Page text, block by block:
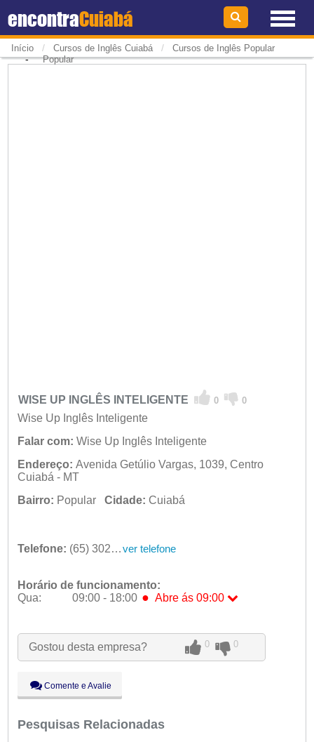
encontraCuiabá
Início / Cursos de Inglês Cuiabá / Cursos de Inglês Popular
-Popular
WISE UP INGLÊS INTELIGENTE 0 0
Wise Up Inglês Inteligente
Falar com: Wise Up Inglês Inteligente
Endereço: Avenida Getúlio Vargas, 1039, Centro
Cuiabá - MT
Bairro: Popular Cidade: Cuiabá
Telefone: (65) 3027-4739 ver telefone
Horário de funcionamento:
Qua:
09:00 - 18:00 ● Abre ás 09:00
Ter:
09:00 - 18:00
Qua:
09:00 - 18:00●Abre ás 09:00
Sex:
09:00 - 18:00
Sáb:
Fechado
Dom:
Fechado
Gostou desta empresa? 0 0
Comente e Avalie
Pesquisas Relacionadas